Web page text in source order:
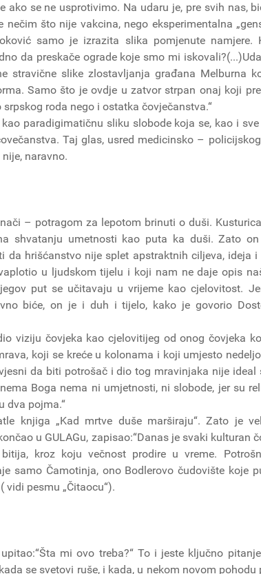
ako se ne usprotivimo. Na udaru je, pre svih nas,
što nije vakcina, nego eksperimentalna
samo je izrazita slika pomjenute
da preskače ograde koje smo mi
stravične slike zlostavljanja građana Melburna
Samo što je ovdje u zatvor strpan onaj koji
roda nego i ostatka čovječanstva.“
paradigimatičnu sliku slobode koja se, kao i
Taj glas, usred medicinsko –
naravno.
– potragom za lepotom brinuti o duši.
shvatanju umetnosti kao puta ka duši. Zato
da hrišćanstvo nije splet apstraktnih ciljeva, ideja
u ljudskom tijelu i koji nam ne daje opis
put se učitavaju u vrijeme kao cjelovitost.
biće, on je i duh i tijelo, kako je govorio
viziju čovjeka kao cjelovitijeg od onog čovjeka
koji se kreće u kolonama i koji umjesto
da biti potrošač i dio tog mravinjaka nije ideal
Boga nema ni umjetnosti, ni slobode, jer su
dva pojma.“
knjiga „Kad mrtve duše marširaju“. Zato je
u GULAGu, zapisao:“Danas je svaki kulturan
kroz koju večnost prodire u vreme.
samo Čamotinja, ono Bodlerovo čudovište koje
vidi pesmu „Čitaocu“).
mi ovo treba?“ To i jeste ključno
se svetovi ruše, i kada, u nekom novom pohodu